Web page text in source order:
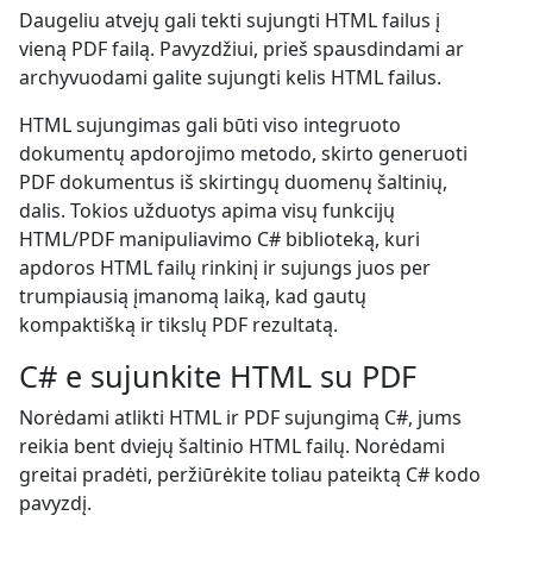
Daugeliu atvejų gali tekti sujungti HTML failus į
vieną PDF failą. Pavyzdžiui, prieš spausdindami ar
archyvuodami galite sujungti kelis HTML failus.
HTML sujungimas gali būti viso integruoto
dokumentų apdorojimo metodo, skirto generuoti
PDF dokumentus iš skirtingų duomenų šaltinių,
dalis. Tokios užduotys apima visų funkcijų
HTML/PDF manipuliavimo C# biblioteką, kuri
apdoros HTML failų rinkinį ir sujungs juos per
trumpiausią įmanomą laiką, kad gautų
kompaktišką ir tikslų PDF rezultatą.
C# e sujunkite HTML su PDF
Norėdami atlikti HTML ir PDF sujungimą C#, jums
reikia bent dviejų šaltinio HTML failų. Norėdami
greitai pradėti, peržiūrėkite toliau pateiktą C# kodo
pavyzdį.